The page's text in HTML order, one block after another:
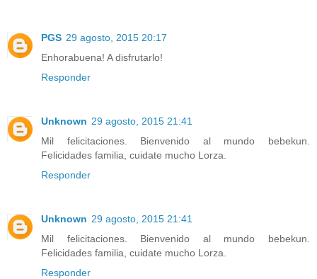
PGS 29 agosto, 2015 20:17
Enhorabuena! A disfrutarlo!
Responder
Unknown 29 agosto, 2015 21:41
Mil felicitaciones. Bienvenido al mundo bebekun.
Felicidades familia, cuidate mucho Lorza.
Responder
Unknown 29 agosto, 2015 21:41
Mil felicitaciones. Bienvenido al mundo bebekun.
Felicidades familia, cuidate mucho Lorza.
Responder